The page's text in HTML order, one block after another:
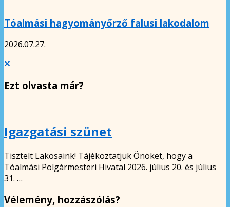
Tóalmási hagyományőrző falusi lakodalom
2026.07.27.
Ezt olvasta már?
Igazgatási szünet
Tisztelt Lakosaink! Tájékoztatjuk Önöket, hogy a
Tóalmási Polgármesteri Hivatal 2026. július 20. és július
31. …
Vélemény, hozzászólás?